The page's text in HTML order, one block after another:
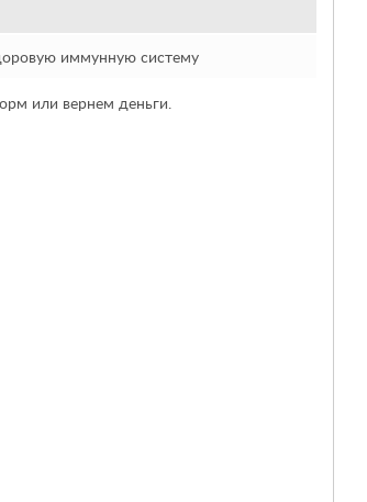
иммунную систему
или вернем деньги.